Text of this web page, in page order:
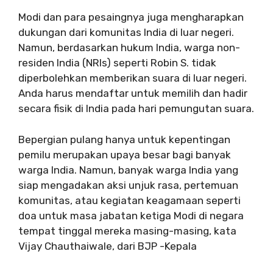
Modi dan para pesaingnya juga mengharapkan
dukungan dari komunitas India di luar negeri.
Namun, berdasarkan hukum India, warga non-
residen India (NRIs) seperti Robin S. tidak
diperbolehkan memberikan suara di luar negeri.
Anda harus mendaftar untuk memilih dan hadir
secara fisik di India pada hari pemungutan suara.
Bepergian pulang hanya untuk kepentingan
pemilu merupakan upaya besar bagi banyak
warga India. Namun, banyak warga India yang
siap mengadakan aksi unjuk rasa, pertemuan
komunitas, atau kegiatan keagamaan seperti
doa untuk masa jabatan ketiga Modi di negara
tempat tinggal mereka masing-masing, kata
Vijay Chauthaiwale, dari BJP -Kepala